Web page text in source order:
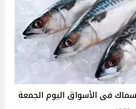
فى الأسواق اليوم الجمعة